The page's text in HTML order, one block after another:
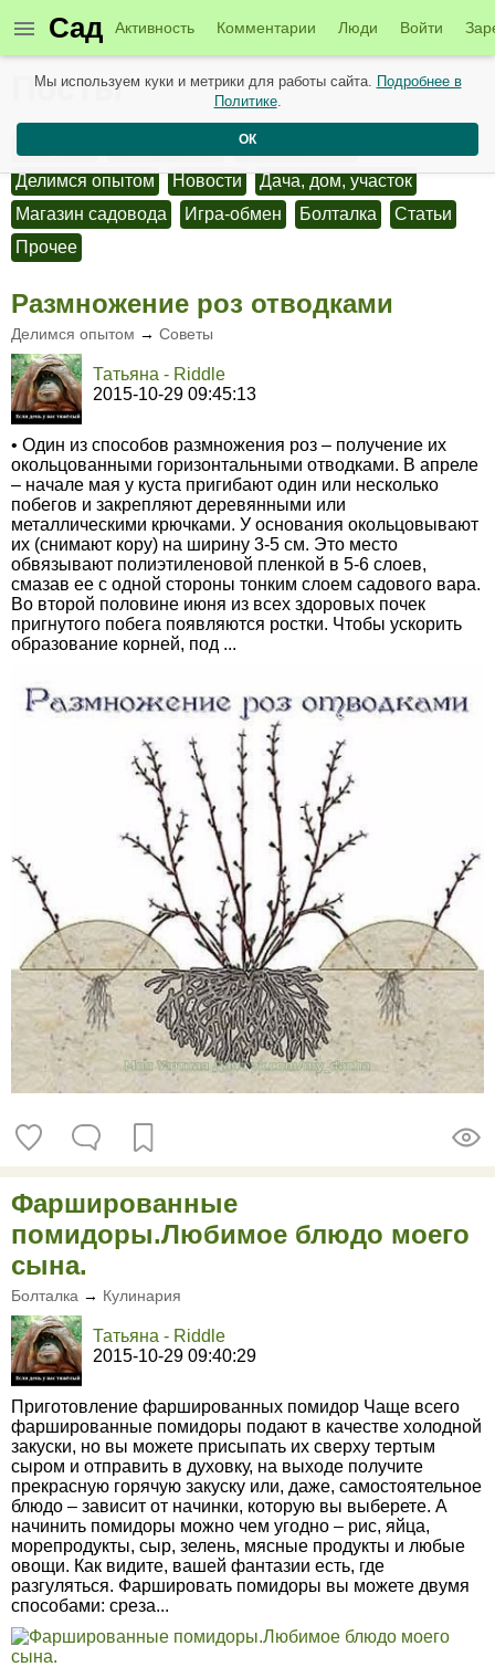
Сад Активность Комментарии Люди Войти
Посты
Цветоводство
Делимся опытом
Новости
Дача, дом, участок
Магазин садовода
Игра-обмен Болталка
Статьи
Прочее
Размножение роз отводками
Делимся опытом → Советы
Татьяна - Riddle
2015-10-29 09:45:13
• Один из способов размножения роз – получение их
окольцованными горизонтальными отводками. В апреле
– начале мая у куста пригибают один или несколько
побегов и закрепляют деревянными или
металлическими крючками. У основания окольцовывают
их (снимают кору) на ширину 3-5 см. Это место
обвязывают полиэтиленовой пленкой в 5-6 слоев,
смазав ее с одной стороны тонким слоем садового вара.
Во второй половине июня из всех здоровых почек
пригнутого побега появляются ростки. Чтобы ускорить
образование корней, под ...
Фаршированные
помидоры.Любимое блюдо моего
сына.
Болталка → Кулинария
Татьяна - Riddle
2015-10-29 09:40:29
Приготовление фаршированных помидор Чаще всего
фаршированные помидоры подают в качестве холодной
закуски, но вы можете присыпать их сверху тертым
сыром и отправить в духовку, на выходе получите
прекрасную горячую закуску или, даже, самостоятельное
блюдо – зависит от начинки, которую вы выберете. А
начинить помидоры можно чем угодно – рис, яйца,
морепродукты, сыр, зелень, мясные продукты и любые
овощи. Как видите, вашей фантазии есть, где
разгуляться. Фаршировать помидоры вы можете двумя
способами: среза...
Мы используем куки и метрики для работы сайта. Подробнее в
Политике.
ОК